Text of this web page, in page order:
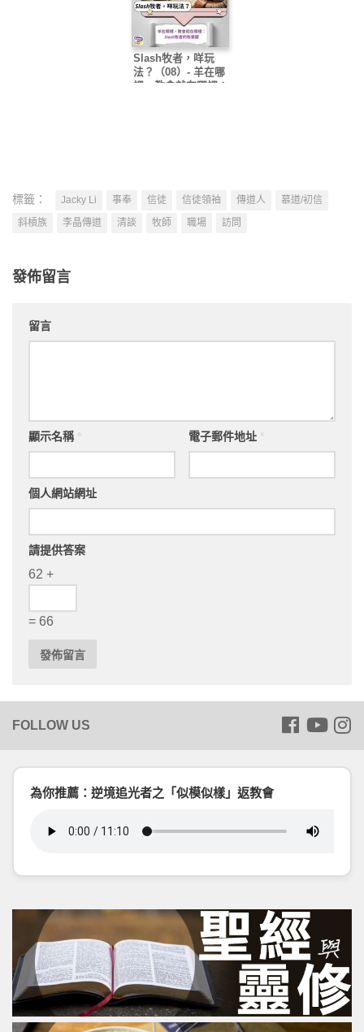
Slash牧者，咩玩
法？（08）- 羊在哪
裡，教會就在哪裡：
標籤： Jacky Li 事奉 信徒 信徒領袖 傳道人
慕道/初信
斜槓族
李晶傳道 清談 牧師 職場 訪問
發佈留言
留言
顯示名稱 電子郵件地址
個人網站網址
請提供答案
62 +
= 66
為你推薦：逆境追光者之「似模似樣」返教會